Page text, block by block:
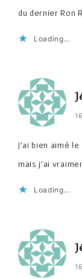
du dernier Ron
Loading...
J'ai bien aimé
mais j'ai
Loading...